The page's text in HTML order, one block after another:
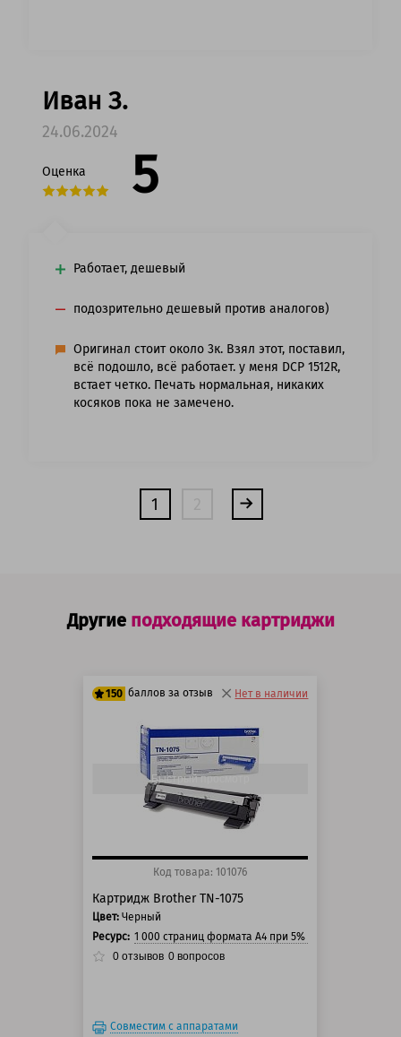
Иван З.
24.06.2024
Оценка 5
Работает, дешевый
подозрительно дешевый против аналогов)
Оригинал стоит около 3к. Взял этот, поставил,
всё подошло, всё работает. у меня DCP 1512R,
встает четко. Печать нормальная, никаких
косяков пока не замечено.
1
Другие подходящие картриджи
150 баллов за отзыв
125 баллов
150 баллов
Нет в наличии
Быстрый просмотр
Код товара: 101076
Картридж Brother TN-1075
Цвет: Черный
Ресурс: 1 000 страниц формата А4 при 5% заполнении
0 отзывов 0 вопросов
Совместим с аппаратами